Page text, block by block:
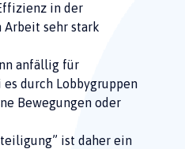
in der
sehr stark
anfällig für
durch Lobbygruppen
Bewegungen oder
ist daher ein